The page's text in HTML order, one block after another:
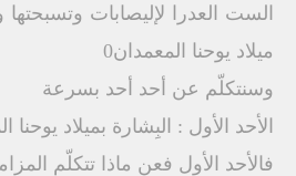
الست العدرا لإليصابات وتسبحتها
ميلاد يوحنا المعمدان0
وسنتكلّم عن أحد أحد بسرعة
الأحد الأول : البِشارة بميلاد يوحنا
فالأحد الأول فعن ماذا تتكلّم